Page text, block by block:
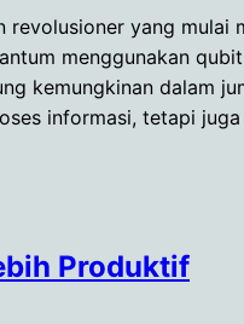
yang
menggunakan
kemungkinan dalam
informasi, tetapi
Produktif